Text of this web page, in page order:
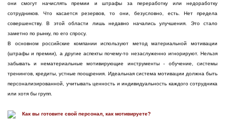
они смогут начислять премии и штрафы за переработку или недоработку
сотрудников. Что касается резервов, то они, безусловно, есть. Нет предела
совершенству. В этой области лишь недавно начались улучшения. Это стало
заметно по рынку, по его спросу.
В основном российские компании используют метод материальной мотивации
(штрафы и премии), а другие аспекты почему-то незаслуженно игнорируют. Нельзя
забывать и нематериальные мотивирующие инструменты - обучение, системы
тренингов, кредиты, устные поощрения. Идеальная система мотивации должна быть
персонализированной, учитывать ценность и индивидуальность каждого сотрудника
или хотя бы групп.
Как вы готовите свой персонал, как мотивируете?